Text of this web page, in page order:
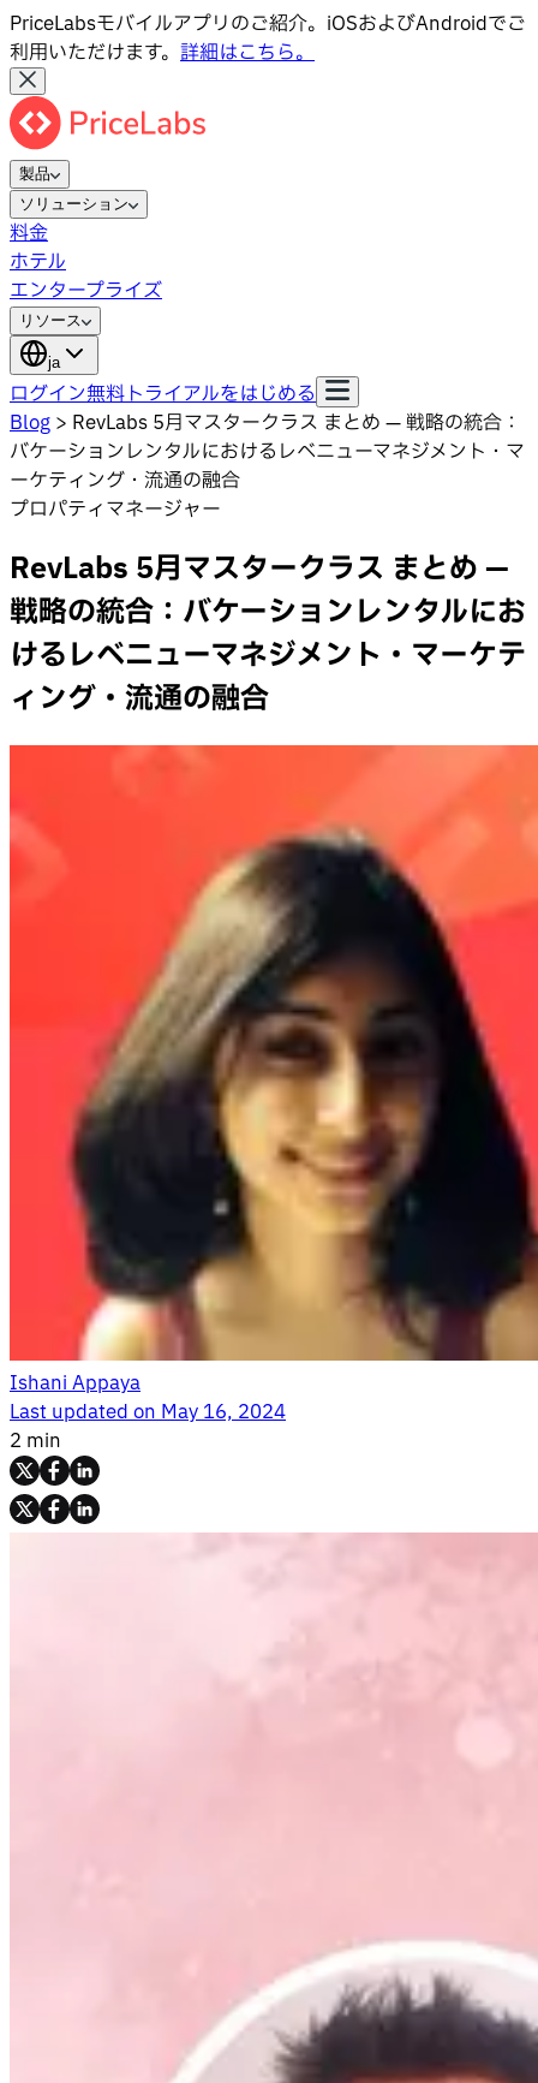
PriceLabsモバイルアプリのご紹介。iOSおよびAndroidでご
利用いただけます。 詳細はこちら。
製品
ソリューション
料金
ホテル
エンタープライズ
リソース
ja
ログイン無料トライアルをはじめる
Blog > RevLabs 5月マスタークラス まとめ — 戦略の統合：
バケーションレンタルにおけるレベニューマネジメント・マ
ーケティング・流通の融合
プロパティマネージャー
RevLabs 5月マスタークラス まとめ —
戦略の統合：バケーションレンタルにお
けるレベニューマネジメント・マーケテ
ィング・流通の融合
Ishani Appaya
Last updated onMay 16, 2024
2 min